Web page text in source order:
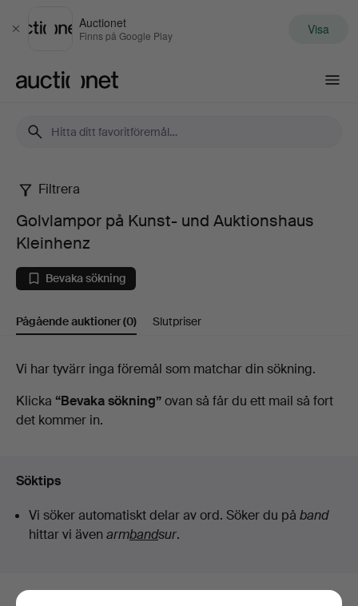
Stäng
Auctionet
Finns på Google Play Visa
Golvlampor
på
Kunst-
und
Kleinhenz
Filtrera
Golvlampor på Kunst- und Auktionshaus
Kleinhenz
Bevaka sökning
Pågående auktioner(0) Slutpriser
Pågående
auktioner
Vi har tyvärr inga föremål som matchar din sökning.
Klicka “Bevaka sökning”ovan så får du ett mail så fort
det kommer in.
Söktips
Vi söker automatiskt delar av ord. Söker du på band
hittar vi även armbandsur.